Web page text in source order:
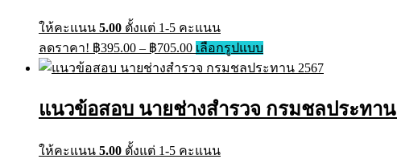
chosen
on
page
ให้คะแนน 5.00 ตั้งแต่ 1-5 คะแนน
ลดราคา! ฿395.00 – ฿705.00Price
range:
฿395.00
฿705.00
เลือกรูปแบบThis
product
has
variants.
The
แนวข้อสอบ นายช่างสำรวจ กรมชลประทา
ให้คะแนน 5.00 ตั้งแต่ 1-5 คะแนน